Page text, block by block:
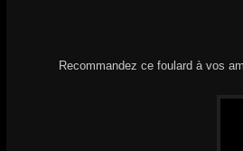
Recommandez ce foulard à vos